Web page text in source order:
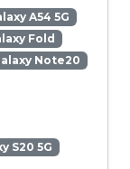
A54 5G
Fold
Note20
S20 5G